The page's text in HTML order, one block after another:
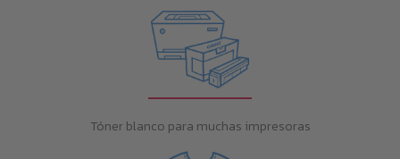
Tóner blanco para muchas impresoras